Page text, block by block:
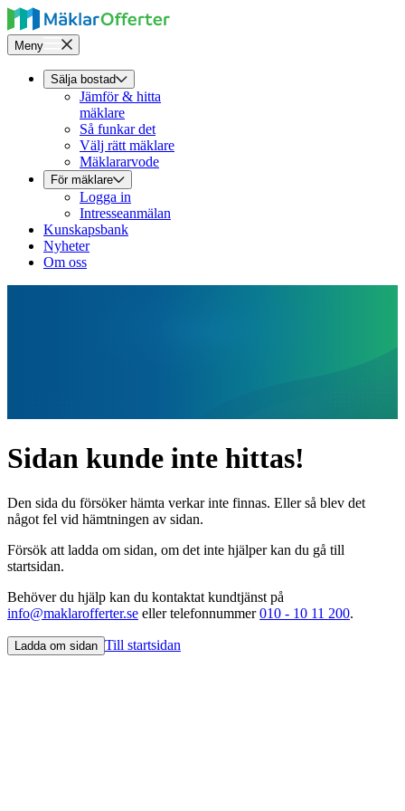
Meny
Sälja bostad
Jämför & hitta
mäklare
Så funkar det
Välj rätt mäklare
Mäklararvode
För mäklare
Logga in
Intresseanmälan
Kunskapsbank
Nyheter
Om oss
Sidan kunde inte hittas!
Den sida du försöker hämta verkar inte finnas. Eller så blev det
något fel vid hämtningen av sidan.
Försök att ladda om sidan, om det inte hjälper kan du gå till
startsidan.
Behöver du hjälp kan du kontaktat kundtjänst på
info@maklarofferter.se eller telefonnummer010 - 10 11 200.
Ladda om sidan Till startsidan